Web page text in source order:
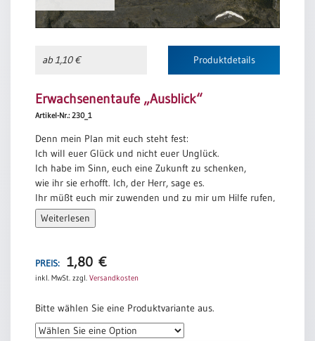
Eheschliessung
neutrale
Abendmahlszulassung
Kirchen(wieder)eintritt
PC-
Urkunden
Neuerscheinungen
Einzelposter
ab 1,10 € Produktdetails
Erwachsenentaufe „Ausblick“
Artikel-Nr.: 230_1
Denn mein Plan mit euch steht fest:
Ich will euer Glück und nicht euer Unglück.
Ich habe im Sinn, euch eine Zukunft zu schenken,
wie ihr sie erhofft. Ich, der Herr, sage es.
Ihr müßt euch mir zuwenden und zu mir um Hilfe rufen,
dann werde ich euch erhören.
Ihr müßt mich mit ganzem Herzen suchen,
Jeremia 29,11-14
Weiterlesen
PREIS: 1,80 €
inkl. MwSt. zzgl. Versandkosten
Bitte wählen Sie eine Produktvariante aus.